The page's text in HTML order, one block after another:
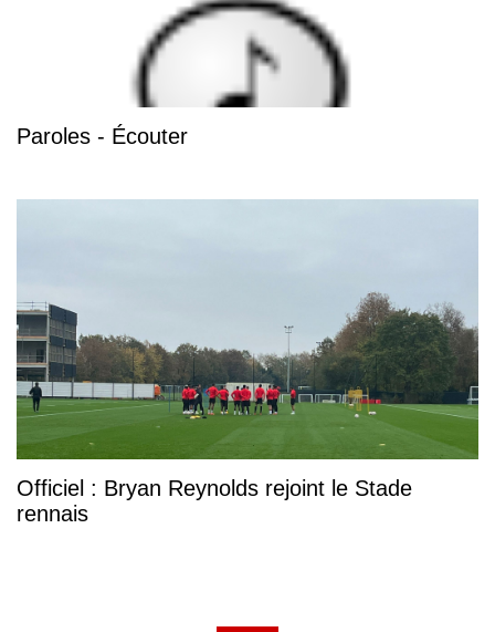
Paroles - Écouter
Officiel : Bryan Reynolds rejoint le Stade
rennais